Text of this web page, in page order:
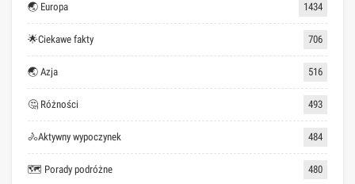
🌏 Europa 1434
🌟Ciekawe fakty 706
🌏 Azja 516
🤔 Różności 493
🚴Aktywny wypoczynek 484
🗺 Porady podróżne 480